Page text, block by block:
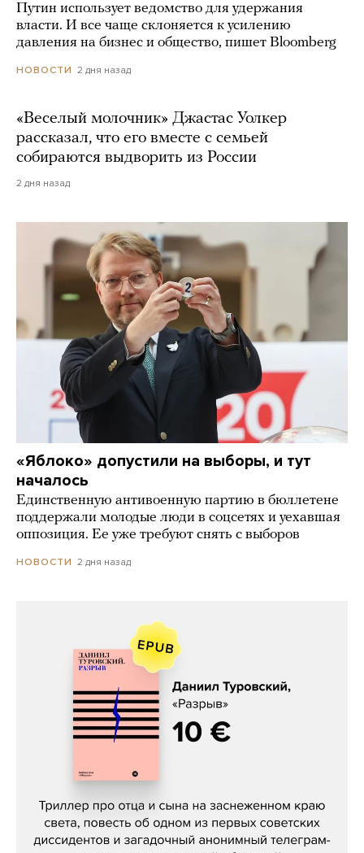
Путин использует ведомство для удержания
власти. И все чаще склоняется к усилению
давления на бизнес и общество, пишет Bloomberg
НОВОСТИ 2 дня назад
«Веселый молочник» Джастас Уолкер
рассказал, что его вместе с семьей
собираются выдворить из России
2 дня назад
«Яблоко» допустили на выборы, и тут
началось
Единственную антивоенную партию в бюллетене
поддержали молодые люди в соцсетях и уехавшая
оппозиция. Ее уже требуют снять с выборов
НОВОСТИ 2 дня назад
Даниил Туровский, «Разрыв»